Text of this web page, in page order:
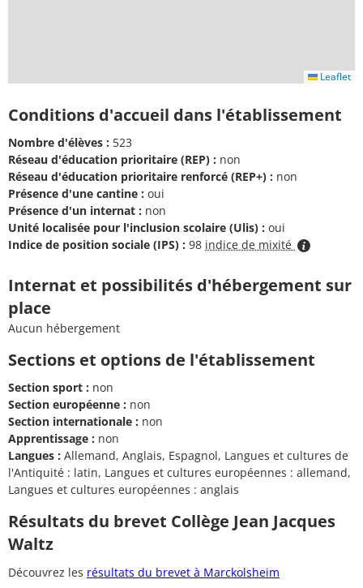
Leaflet
Conditions d'accueil dans l'établissement
Nombre d'élèves : 523
Réseau d'éducation prioritaire (REP) : non
Réseau d'éducation prioritaire renforcé (REP+) : non
Présence d'une cantine : oui
Présence d'un internat : non
Unité localisée pour l'inclusion scolaire (Ulis) : oui
Indice de position sociale (IPS) : 98 indice de mixité
Internat et possibilités d'hébergement sur
place
Aucun hébergement
Sections et options de l'établissement
Section sport : non
Section européenne : non
Section internationale : non
Apprentissage : non
Langues : Allemand, Anglais, Espagnol, Langues et cultures de
l'Antiquité : latin, Langues et cultures européennes : allemand,
Langues et cultures européennes : anglais
Résultats du brevet Collège Jean Jacques
Waltz
Découvrez les résultats du brevet à Marckolsheim